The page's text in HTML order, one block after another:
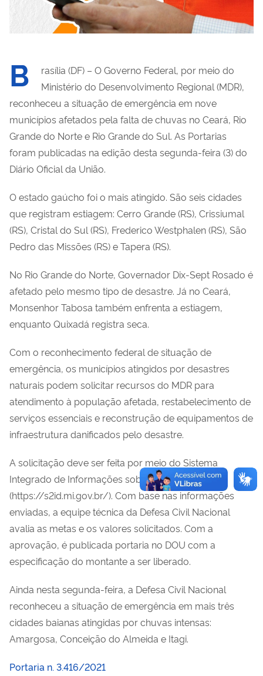
B
rasília (DF) – O Governo Federal, por meio do
Ministério do Desenvolvimento Regional (MDR),
reconheceu a situação de emergência em nove
municípios afetados pela falta de chuvas no Ceará, Rio
Grande do Norte e Rio Grande do Sul. As Portarias
foram publicadas na edição desta segunda-feira (3) do
Diário Oficial da União.
O estado gaúcho foi o mais atingido. São seis cidades
que registram estiagem: Cerro Grande (RS), Crissiumal
(RS), Cristal do Sul (RS), Frederico Westphalen (RS), São
Pedro das Missões (RS) e Tapera (RS).
No Rio Grande do Norte, Governador Dix-Sept Rosado é
afetado pelo mesmo tipo de desastre. Já no Ceará,
Monsenhor Tabosa também enfrenta a estiagem,
enquanto Quixadá registra seca.
Com o reconhecimento federal de situação de
emergência, os municípios atingidos por desastres
naturais podem solicitar recursos do MDR para
atendimento à população afetada, restabelecimento de
serviços essenciais e reconstrução de equipamentos de
infraestrutura danificados pelo desastre.
A solicitação deve ser feita por meio do Sistema
Integrado de Informações sobre Desastres (S2iD)
(https://s2id.mi.gov.br/). Com base nas informações
enviadas, a equipe técnica da Defesa Civil Nacional
avalia as metas e os valores solicitados. Com a
aprovação, é publicada portaria no DOU com a
especificação do montante a ser liberado.
Ainda nesta segunda-feira, a Defesa Civil Nacional
reconheceu a situação de emergência em mais três
cidades baianas atingidas por chuvas intensas:
Amargosa, Conceição do Almeida e Itagi.
Portaria n. 3.416/2021